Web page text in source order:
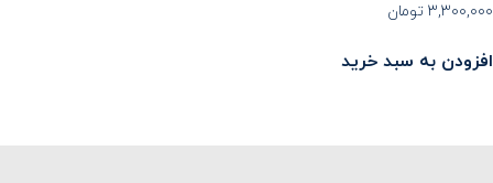
۳,۳۰۰,۰۰۰ تومان
افزودن به سبد خرید